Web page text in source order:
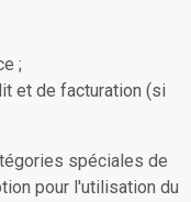
;
et de facturation (si
spéciales de
pour l'utilisation du